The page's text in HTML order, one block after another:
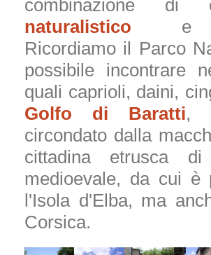
combinazione di
naturalistico
Ricordiamo il Parco
possibile incontrare
quali caprioli, daini,
Golfo di Baratti,
circondato dalla
cittadina etrusca di
medioevale, da cui è
l'Isola d'Elba, ma
Corsica.